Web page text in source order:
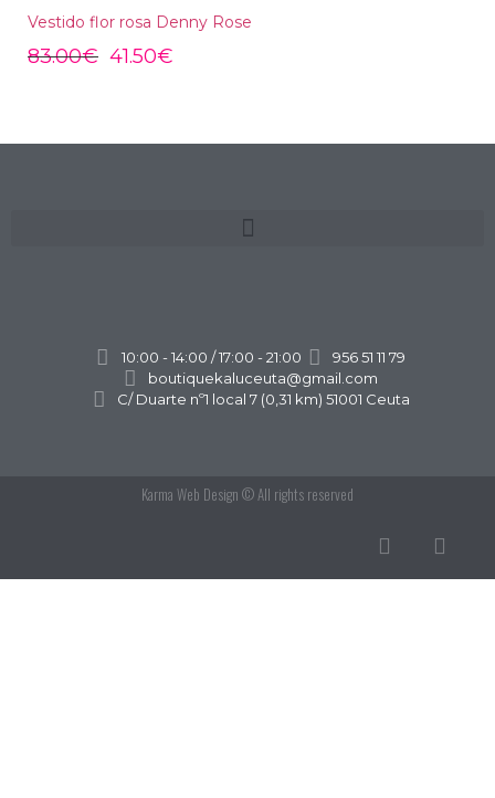
Vestido flor rosa Denny Rose
83.00€ 41.50€
10:00 - 14:00 / 17:00 - 21:00
956 51 11 79
boutiquekaluceuta@gmail.com
C/ Duarte nº1 local 7 (0,31 km) 51001 Ceuta
Karma Web Design © All rights reserved